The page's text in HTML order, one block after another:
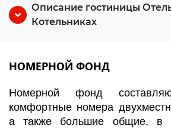
Описание гостиницы
Котельниках
НОМЕРНОЙ ФОНД
Номерной фонд
комфортные номера
а также большие общие, в